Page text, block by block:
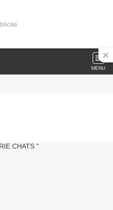
MENU